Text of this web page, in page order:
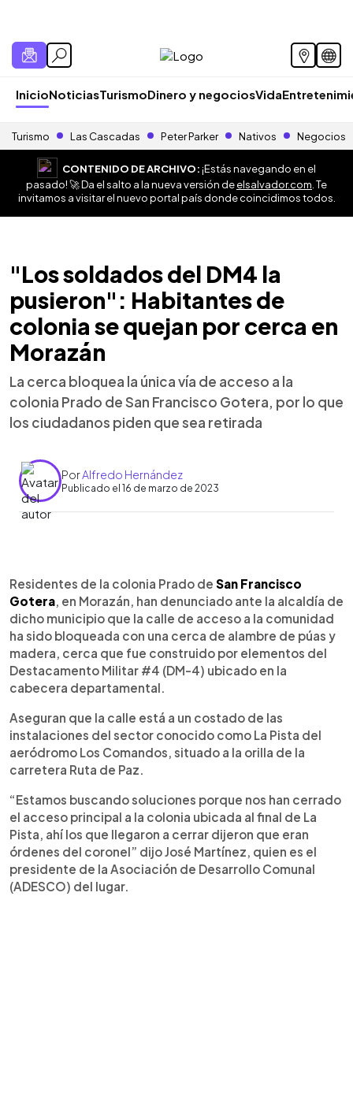
InicioNoticiasTurismoDinero y negociosVida
Turismo Las Cascadas Peter Parker Nativos Negocios
CONTENIDO DE ARCHIVO:¡Estás navegando en el
pasado! 🚀 Da el salto a la nueva versión deelsalvador.com . Te
invitamos a visitar el nuevo portal país donde coincidimos todos.
"Los soldados del DM4 la
pusieron": Habitantes de
colonia se quejan por cerca en
Morazán
La cerca bloquea la única vía de acceso a la
colonia Prado de San Francisco Gotera, por lo que
los ciudadanos piden que sea retirada
PorAlfredo Hernández
Publicado el 16 de marzo de 2023
Escuchar artículo
Residentes de la colonia Prado de San Francisco
Gotera, en Morazán, han denunciado ante la alcaldía de
dicho municipio que la calle de acceso a la comunidad
ha sido bloqueada con una cerca de alambre de púas y
madera, cerca que fue construido por elementos del
Destacamento Militar #4 (DM-4) ubicado en la
cabecera departamental.
Aseguran que la calle está a un costado de las
instalaciones del sector conocido como La Pista del
aeródromo Los Comandos, situado a la orilla de la
carretera Ruta de Paz.
“Estamos buscando soluciones porque nos han cerrado
el acceso principal a la colonia ubicada al final de La
Pista, ahí los que llegaron a cerrar dijeron que eran
órdenes del coronel” dijo José Martínez, quien es el
presidente de la Asociación de Desarrollo Comunal
(ADESCO) del lugar.